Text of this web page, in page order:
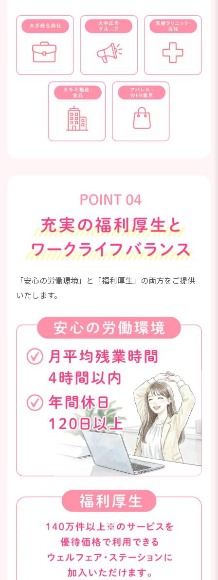
「安心の労働環境」と「福利厚生」の両方をご提供
いたします。